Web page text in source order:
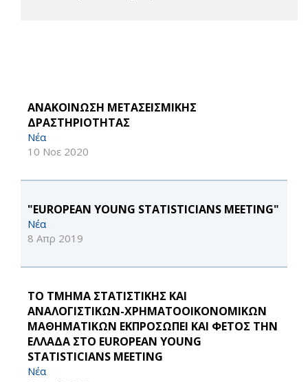
AΝΑΚΟΙΝΩΣΗ ΜΕΤΑΣΕΙΣΜΙΚΗΣ
ΔΡΑΣΤΗΡΙΟΤΗΤΑΣ
Νέα
10 Νοε 2020
"EUROPEAN YOUNG STATISTICIANS MEETING"
Νέα
8 Απρ 2019
ΤΟ ΤΜΗΜΑ ΣΤΑΤΙΣΤΙΚΗΣ ΚΑΙ
ΑΝΑΛΟΓΙΣΤΙΚΩΝ-ΧΡΗΜΑΤΟΟΙΚΟΝΟΜΙΚΩΝ
ΜΑΘΗΜΑΤΙΚΩΝ ΕΚΠΡΟΣΩΠΕΙ ΚΑΙ ΦΕΤΟΣ ΤΗΝ
ΕΛΛΑΔΑ ΣΤΟ EUROPEAN YOUNG
STATISTICIANS MEETING
Νέα